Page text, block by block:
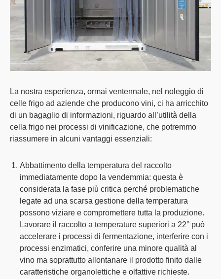
La nostra esperienza, ormai ventennale, nel noleggio di
celle frigo ad aziende che producono vini, ci ha arricchito
di un bagaglio di informazioni, riguardo all’utilità della
cella frigo nei processi di vinificazione, che potremmo
riassumere in alcuni vantaggi essenziali:
Abbattimento della temperatura del raccolto
immediatamente dopo la vendemmia: questa è
considerata la fase più critica perché problematiche
legate ad una scarsa gestione della temperatura
possono viziare e compromettere tutta la produzione.
Lavorare il raccolto a temperature superiori a 22° può
accelerare i processi di fermentazione, interferire con i
processi enzimatici, conferire una minore qualità al
vino ma soprattutto allontanare il prodotto finito dalle
caratteristiche organolettiche e olfattive richieste.